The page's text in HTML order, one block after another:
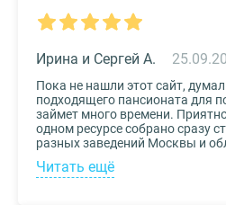
Ирина и Сергей А.
Пока не нашли этот сайт,
подходящего пансионата для
займет много времени.
одном ресурсе собрано сразу
разных заведений Москвы и
приоритете был выбор по
хотелось бы, чтоб пансионат
Читать ещё